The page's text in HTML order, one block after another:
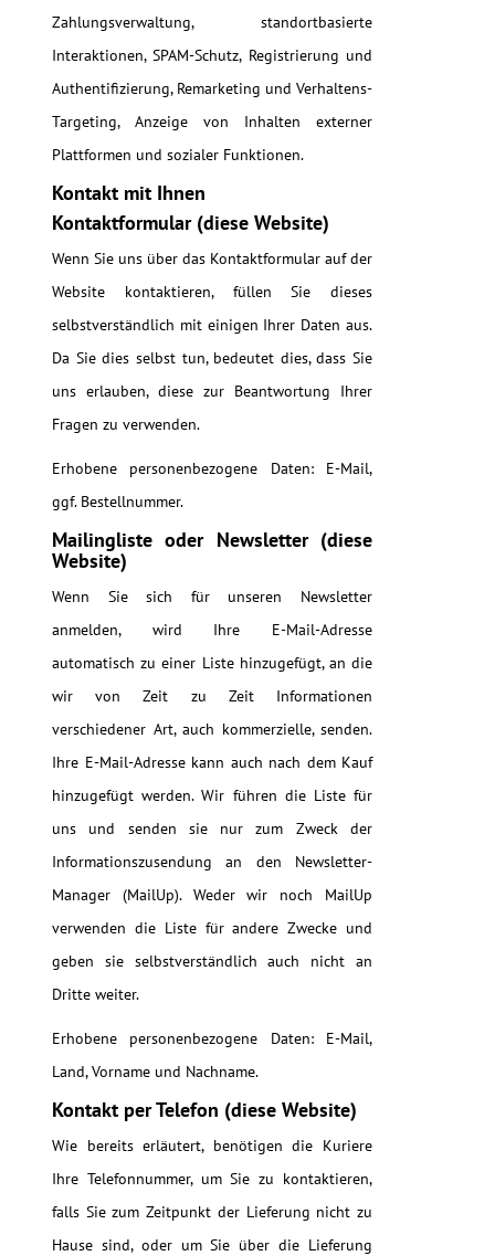
Zahlungsverwaltung, standortbasierte
Interaktionen, SPAM-Schutz, Registrierung und
Authentifizierung, Remarketing und Verhaltens-
Targeting, Anzeige von Inhalten externer
Plattformen und sozialer Funktionen.
Kontakt mit Ihnen
Kontaktformular (diese Website)
Wenn Sie uns über das Kontaktformular auf der
Website kontaktieren, füllen Sie dieses
selbstverständlich mit einigen Ihrer Daten aus.
Da Sie dies selbst tun, bedeutet dies, dass Sie
uns erlauben, diese zur Beantwortung Ihrer
Fragen zu verwenden.
Erhobene personenbezogene Daten: E-Mail,
ggf. Bestellnummer.
Mailingliste oder Newsletter (diese
Website)
Wenn Sie sich für unseren Newsletter
anmelden, wird Ihre E-Mail-Adresse
automatisch zu einer Liste hinzugefügt, an die
wir von Zeit zu Zeit Informationen
verschiedener Art, auch kommerzielle, senden.
Ihre E-Mail-Adresse kann auch nach dem Kauf
hinzugefügt werden. Wir führen die Liste für
uns und senden sie nur zum Zweck der
Informationszusendung an den Newsletter-
Manager (MailUp). Weder wir noch MailUp
verwenden die Liste für andere Zwecke und
geben sie selbstverständlich auch nicht an
Dritte weiter.
Erhobene personenbezogene Daten: E-Mail,
Land, Vorname und Nachname.
Kontakt per Telefon (diese Website)
Wie bereits erläutert, benötigen die Kuriere
Ihre Telefonnummer, um Sie zu kontaktieren,
falls Sie zum Zeitpunkt der Lieferung nicht zu
Hause sind, oder um Sie über die Lieferung